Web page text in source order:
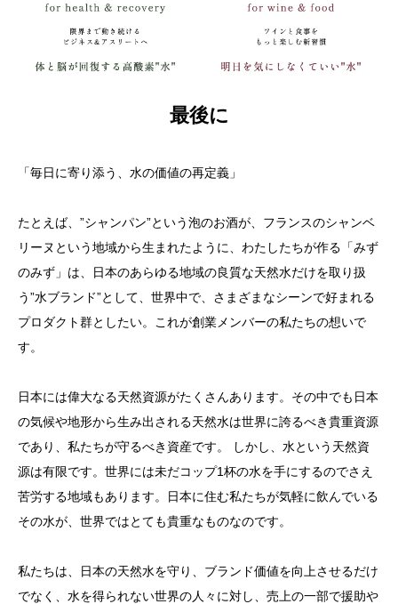
最後に
「毎日に寄り添う、水の価値の再定義」
たとえば、”シャンパン”という泡のお酒が、フランスのシャンベ
リーヌという地域から生まれたように、わたしたちが作る「みず
のみず」は、日本のあらゆる地域の良質な天然水だけを取り扱
う”水ブランド”として、世界中で、さまざまなシーンで好まれる
プロダクト群としたい。これが創業メンバーの私たちの想いで
す。
日本には偉大なる天然資源がたくさんあります。その中でも日本
の気候や地形から生み出される天然水は世界に誇るべき貴重資源
であり、私たちが守るべき資産です。 しかし、水という天然資
源は有限です。世界には未だコップ1杯の水を手にするのでさえ
苦労する地域もあります。日本に住む私たちが気軽に飲んでいる
その水が、世界ではとても貴重なものなのです。
私たちは、日本の天然水を守り、ブランド価値を向上させるだけ
でなく、水を得られない世界の人々に対し、売上の一部で援助や